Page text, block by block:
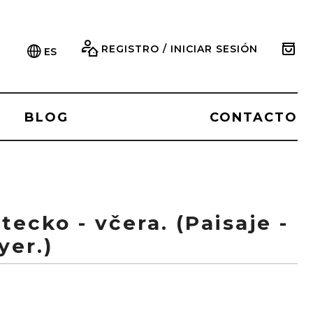
ES REGISTRO / INICIAR SESIÓN
BLOG CONTACTO
- včera. (Paisaje -